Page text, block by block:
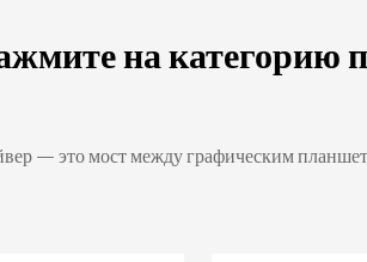
на категорию
— это мост между графическим